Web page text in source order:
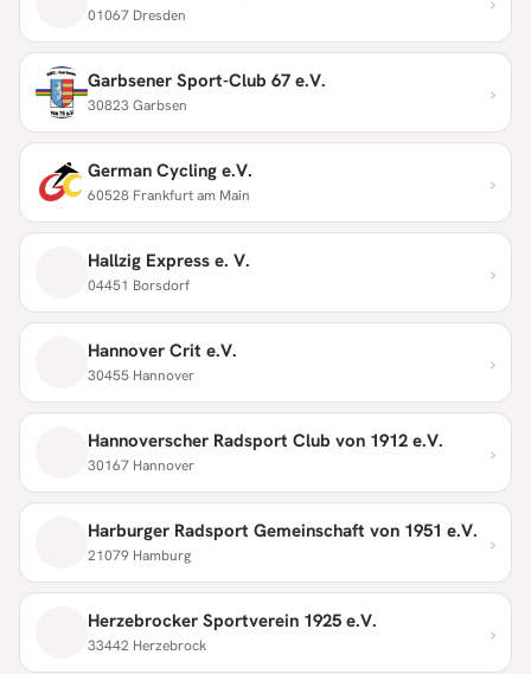
01067 Dresden
Garbsener Sport-Club 67 e.V.
30823 Garbsen ›
German Cycling e.V.
60528 Frankfurt am Main ›
Hallzig Express e. V.
04451 Borsdorf ›
Hannover Crit e.V.
30455 Hannover ›
Hannoverscher Radsport Club von 1912 e.V.
30167 Hannover ›
Harburger Radsport Gemeinschaft von 1951 e.V.
21079 Hamburg ›
Herzebrocker Sportverein 1925 e.V.
33442 Herzebrock ›